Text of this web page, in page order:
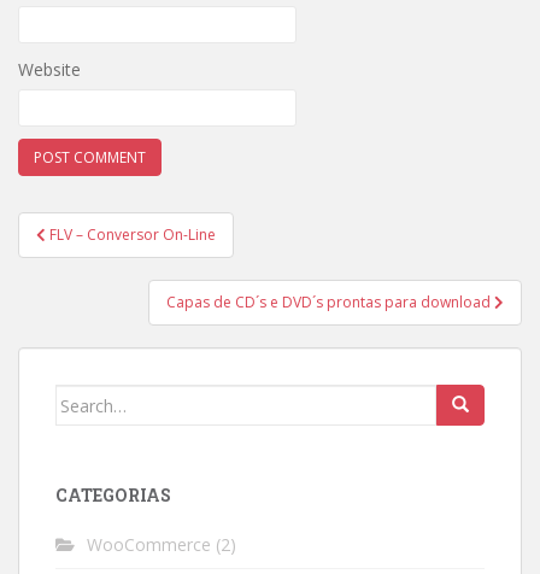
Website
Post
navigation
FLV – Conversor On-Line
Capas de CD´s e DVD´s prontas para download
Search
CATEGORIAS
WooCommerce (2)